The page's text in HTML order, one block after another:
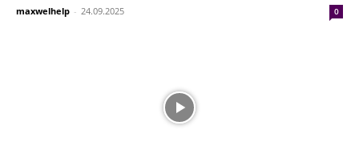
maxwelhelp - 24.09.2025 0